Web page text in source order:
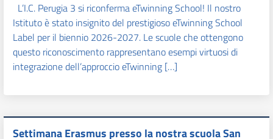
L’I.C. Perugia 3 si riconferma eTwinning School! Il nostro
Istituto è stato insignito del prestigioso eTwinning School
Label per il biennio 2026-2027. Le scuole che ottengono
questo riconoscimento rappresentano esempi virtuosi di
integrazione dell’approccio eTwinning […]
Settimana Erasmus presso la nostra scuola San